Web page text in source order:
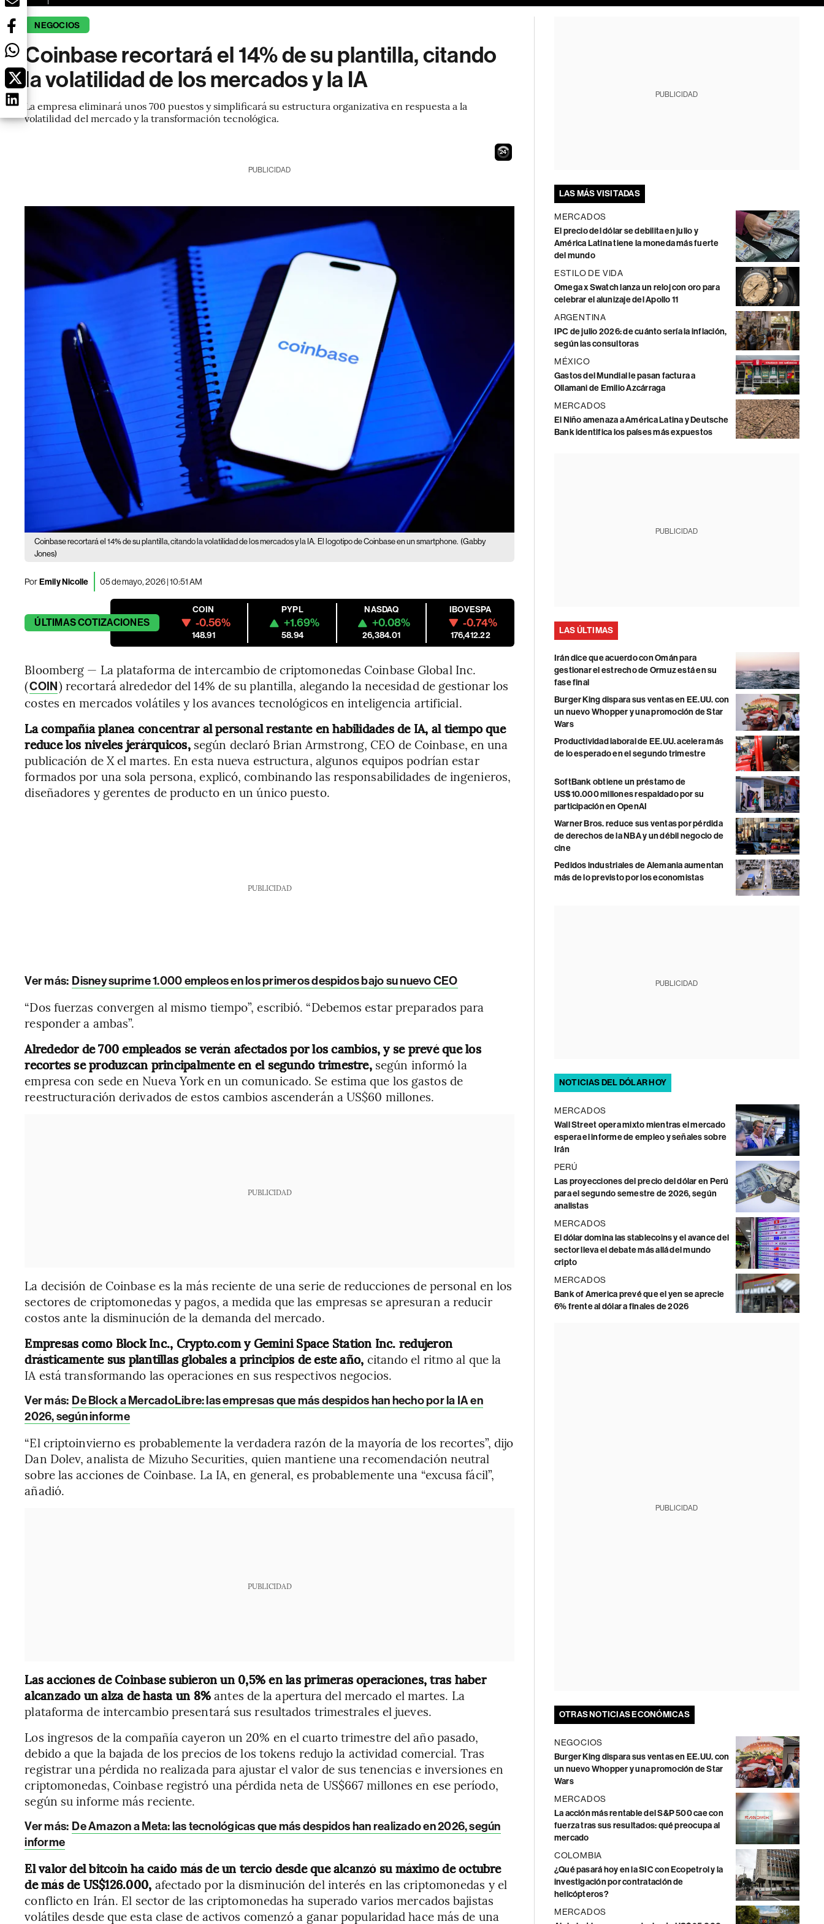
NEGOCIOS
Coinbase recortará el 14% de su plantilla, citando
la volatilidad de los mercados y la IA
La empresa eliminará unos 700 puestos y simplificará su estructura organizativa en respuesta a la
volatilidad del mercado y la transformación tecnológica.
23
PUBLICIDAD
Coinbase recortará el 14% de su plantilla, citando la volatilidad de los mercados y la IA. El logotipo de Coinbase en un smartphone. (Gabby
Jones)
PorEmily Nicolle 05 de mayo, 2026 | 10:51 AM
ÚLTIMASCOTIZACIONES
COIN
-0.56%
148.91
PYPL
+1.69%
58.94
NASDAQ
+0.08%
26,384.01
IBOVESPA
-0.74%
176,412.22
Bloomberg — La plataforma de intercambio de criptomonedas Coinbase Global Inc.
(COIN) recortará alrededor del 14% de su plantilla, alegando la necesidad de gestionar los
costes en mercados volátiles y los avances tecnológicos en inteligencia artificial.
La compañía planea concentrar al personal restante en habilidades de IA, al tiempo que
reduce los niveles jerárquicos, según declaró Brian Armstrong, CEO de Coinbase, en una
publicación de X el martes. En esta nueva estructura, algunos equipos podrían estar
formados por una sola persona, explicó, combinando las responsabilidades de ingenieros,
diseñadores y gerentes de producto en un único puesto.
PUBLICIDAD
Ver más: Disney suprime 1.000 empleos en los primeros despidos bajo su nuevo CEO
“Dos fuerzas convergen al mismo tiempo”, escribió. “Debemos estar preparados para
responder a ambas”.
Alrededor de 700 empleados se verán afectados por los cambios, y se prevé que los
recortes se produzcan principalmente en el segundo trimestre,según informó la
empresa con sede en Nueva York en un comunicado. Se estima que los gastos de
reestructuración derivados de estos cambios ascenderán a US$60 millones.
PUBLICIDAD
La decisión de Coinbase es la más reciente de una serie de reducciones de personal en los
sectores de criptomonedas y pagos, a medida que las empresas se apresuran a reducir
costos ante la disminución de la demanda del mercado.
Empresas como Block Inc., Crypto.com y Gemini Space Station Inc. redujeron
drásticamente sus plantillas globales a principios de este año, citando el ritmo al que la
IA está transformando las operaciones en sus respectivos negocios.
Ver más: De Block a MercadoLibre: las empresas que más despidos han hecho por la IA en
2026, según informe
“El criptoinvierno es probablemente la verdadera razón de la mayoría de los recortes”, dijo
Dan Dolev, analista de Mizuho Securities, quien mantiene una recomendación neutral
sobre las acciones de Coinbase. La IA, en general, es probablemente una “excusa fácil”,
añadió.
PUBLICIDAD
Las acciones de Coinbase subieron un 0,5% en las primeras operaciones, tras haber
alcanzado un alza de hasta un 8%antes de la apertura del mercado el martes. La
plataforma de intercambio presentará sus resultados trimestrales el jueves.
Los ingresos de la compañía cayeron un 20% en el cuarto trimestre del año pasado,
debido a que la bajada de los precios de los tokens redujo la actividad comercial. Tras
registrar una pérdida no realizada para ajustar el valor de sus tenencias e inversiones en
criptomonedas, Coinbase registró una pérdida neta de US$667 millones en ese período,
según su informe más reciente.
Ver más: De Amazon a Meta: las tecnológicas que más despidos han realizado en 2026, según
informe
El valor del bitcoin ha caído más de un tercio desde que alcanzó su máximo de octubre
de más de US$126.000, afectado por la disminución del interés en las criptomonedas y el
conflicto en Irán. El sector de las criptomonedas ha superado varios mercados bajistas
volátiles desde que esta clase de activos comenzó a ganar popularidad hace más de una
PUBLICIDAD
LAS MÁS VISITADAS
MERCADOS
El precio del dólar se debilita en julio y
América Latina tiene la moneda más fuerte
del mundo
ESTILO DE VIDA
Omega x Swatch lanza un reloj con oro para
celebrar el alunizaje del Apollo 11
ARGENTINA
IPC de julio 2026: de cuánto sería la inflación,
según las consultoras
MÉXICO
Gastos del Mundial le pasan factura a
Ollamani de Emilio Azcárraga
MERCADOS
El Niño amenaza a América Latina y Deutsche
Bank identifica los países más expuestos
PUBLICIDAD
LAS ÚLTIMAS
Irán dice que acuerdo con Omán para
gestionar el estrecho de Ormuz está en su
fase final
Burger King dispara sus ventas en EE.UU. con
un nuevo Whopper y una promoción de Star
Wars
Productividad laboral de EE.UU. acelera más
de lo esperado en el segundo trimestre
SoftBank obtiene un préstamo de
US$10.000 millones respaldado por su
participación en OpenAI
Warner Bros. reduce sus ventas por pérdida
de derechos de la NBA y un débil negocio de
cine
Pedidos industriales de Alemania aumentan
más de lo previsto por los economistas
PUBLICIDAD
NOTICIAS DEL DÓLAR HOY
MERCADOS
Wall Street opera mixto mientras el mercado
espera el informe de empleo y señales sobre
Irán
PERÚ
Las proyecciones del precio del dólar en Perú
para el segundo semestre de 2026, según
analistas
MERCADOS
El dólar domina las stablecoins y el avance del
sector lleva el debate más allá del mundo
cripto
MERCADOS
Bank of America prevé que el yen se aprecie
6% frente al dólar a finales de 2026
PUBLICIDAD
OTRAS NOTICIAS ECONÓMICAS
NEGOCIOS
Burger King dispara sus ventas en EE.UU. con
un nuevo Whopper y una promoción de Star
Wars
MERCADOS
La acción más rentable del S&P 500 cae con
fuerza tras sus resultados: qué preocupa al
mercado
COLOMBIA
¿Qué pasará hoy en la SIC con Ecopetrol y la
investigación por contratación de
helicópteros?
MERCADOS